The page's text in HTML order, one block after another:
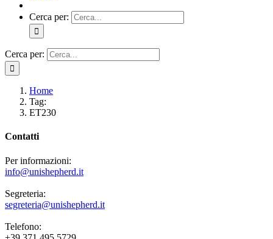
Cerca per:
Cerca per:
Home
Tag:
ET230
Contatti
Per informazioni:
info@unishepherd.it
Segreteria:
segreteria@unishepherd.it
Telefono: